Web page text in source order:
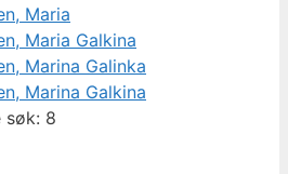
Maria
Maria Galkina
Marina Galinka
Marina Galkina
8